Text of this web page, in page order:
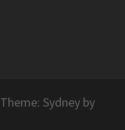
Theme: Sydney by